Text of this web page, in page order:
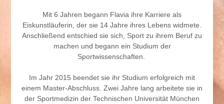
Mit 6 Jahren begann Flavia ihre Karriere als
Eiskunstläuferin, der sie 14 Jahre ihres Lebens widmete.
Anschließend entschied sie sich, Sport zu ihrem Beruf zu
machen und begann ein Studium der
Sportwissenschaften.
Im Jahr 2015 beendet sie ihr Studium erfolgreich mit
einem Master-Abschluss. Zwei Jahre lang arbeitete sie in
der Sportmedizin der Technischen Universität München